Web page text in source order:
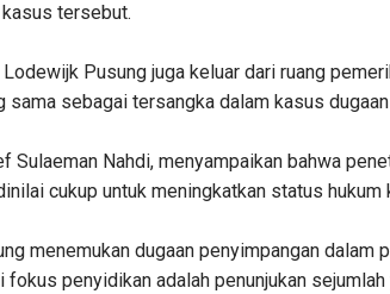
tersebut.
Pusung juga keluar dari ruang
sebagai tersangka dalam kasus
Nahdi, menyampaikan bahwa
cukup untuk meningkatkan status
menemukan dugaan penyimpangan dalam
penyidikan adalah penunjukan